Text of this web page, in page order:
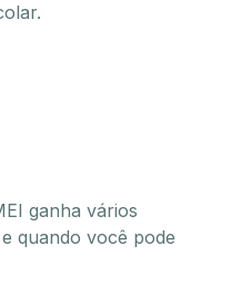
ganha vários
quando você pode